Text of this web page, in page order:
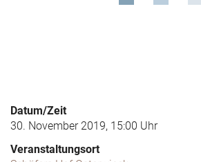
Datum/Zeit
30. November 2019, 15:00 Uhr
Veranstaltungsort